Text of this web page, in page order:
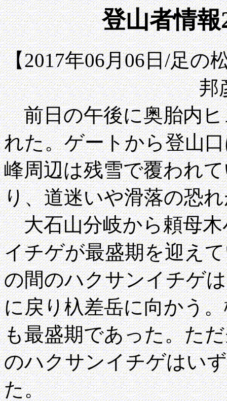
登山者情
【2017年06月06日/足の
邦
前日の午後に奥胎内ヒ
れた。ゲートから登山
峰周辺は残雪で覆われ
り、道迷いや滑落の恐
大石山分岐から頼母木
イチゲが最盛期を迎え
の間のハクサンイチゲ
に戻り杁差岳に向かう
も最盛期であった。た
のハクサンイチゲはい
た。